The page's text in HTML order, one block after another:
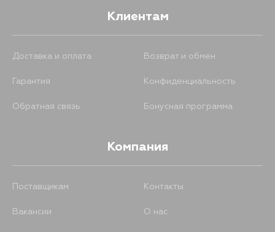
19 августа 618
Клиентам
Доставка и оплата Возврат и обмен
Гарантия Конфиденциальность
Обратная связь Бонусная программа
Компания
Поставщикам Контакты
Вакансии О нас